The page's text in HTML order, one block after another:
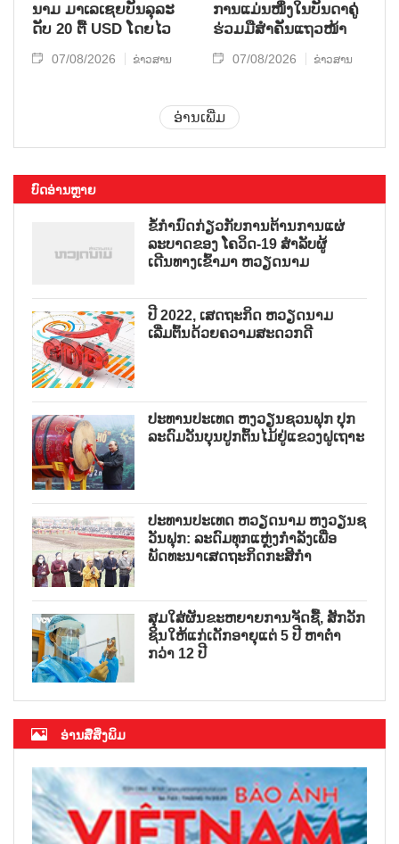
ນາມ ມາ​ເລ​ເຊຍ​ບັນ​ລຸ​ລະ​
ດັບ 20 ຕື້ USD ໂດຍ​ໄວ
07/08/2026 ຂ່າວສານ
ການ​ແມ່ນ​ໜຶ່ງ​ໃນ​ບັນ​ດາ​ຄູ່​
ຮ່ວມ​ມື​ສຳ​ຄັນ​ແຖວ​ໜ້າ
07/08/2026 ຂ່າວສານ
ອ່ານເພີ່ມ
ບົດອ່ານຫຼາຍ
ຂໍ້ກຳນົດກ່ຽວກັບການຕ້ານການແຜ່
ລະບາດຂອງ ໂຄວິດ-19 ສຳລັບຜູ້
ເດີນທາງເຂົ້າມາ ຫວຽດນາມ
ປີ 2022, ເສດຖະກິດ ຫວຽດນາມ
ເລີ່ມຕົ້ນດ້ວຍຄວາມສະດວກດີ
ປະທານປະເທດ ຫງວຽນຊວນຟຸກ ປຸກ
ລະດົມວັນບຸນປູກຕົ້ນໄມ້ຢູ່ແຂວງຝູເຖາະ
ປະທານປະເທດ ຫວຽດນາມ ຫງວຽນຊ
ວັນຟຸກ: ລະດົມທຸກແຫຼ່ງກຳລັງເພື່ອ
ພັດທະນາເສດຖະກິດກະສິກຳ
ສຸມໃສ່ຜັນຂະຫຍາຍການຈັດຊື້, ສັກວັກ
ຊິນໃຫ້ແກ່ເດັກອາຍຸແຕ່ 5 ປີ ຫາຕ່ຳ
ກວ່າ 12 ປີ
ອ່ານສື່ສິ່ງພິມ